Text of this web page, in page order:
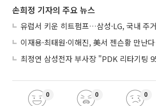
손희정 기자의 주요 뉴스
0 0 0